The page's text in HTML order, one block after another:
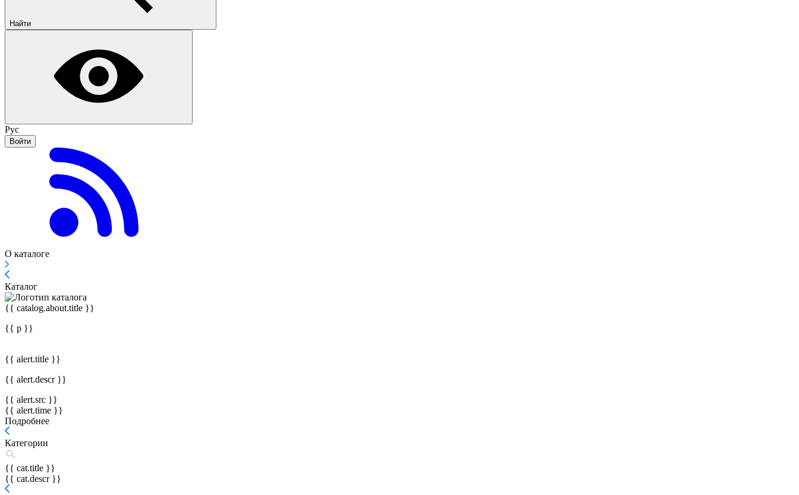
Найти
Рус
Войти
О каталоге
Каталог
{{ catalog.about.title }}
{{ p }}
{{ alert.title }}
{{ alert.descr }}
{{ alert.src }}
{{ alert.time }}
Подробнее
Категории
{{ cat.title }}
{{ cat.descr }}